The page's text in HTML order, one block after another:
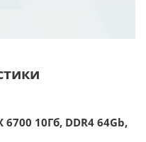
10Гб, DDR4 64Gb,